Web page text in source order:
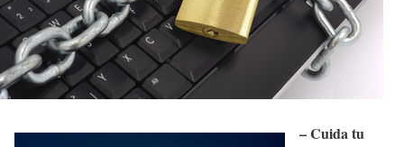
– Cuida tu